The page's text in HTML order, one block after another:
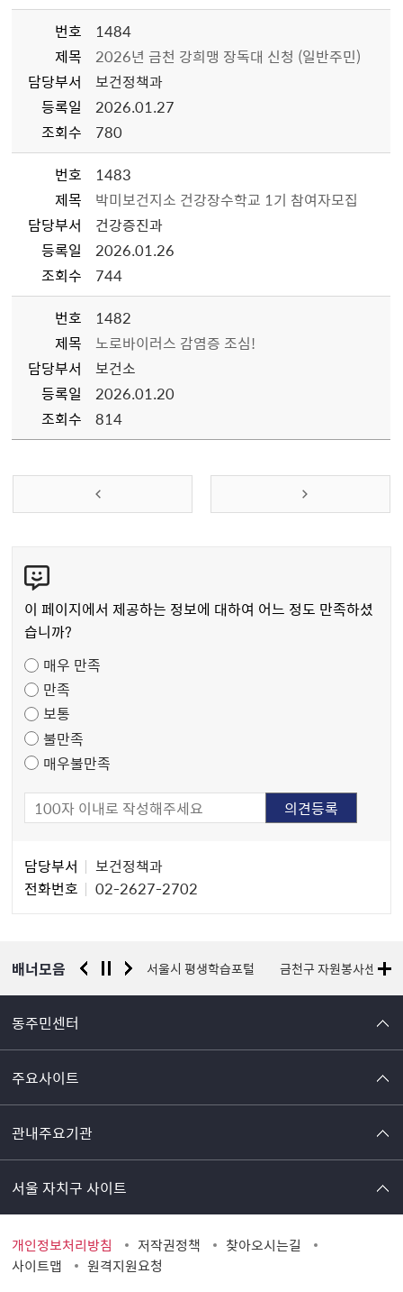
번호
1484
제목
2026년 금천 강희맹 장독대 신청 (일반주민)
담당부서
보건정책과
등록일
2026.01.27
조회수
780
번호
1483
제목
박미보건지소 건강장수학교 1기 참여자모집
담당부서
건강증진과
등록일
2026.01.26
조회수
744
번호
1482
제목
노로바이러스 감염증 조심!
담당부서
보건소
등록일
2026.01.20
조회수
814
텐
츠
만
도
조
사
이 페이지에서 제공하는 정보에 대하여 어느 정도 만족하셨
습니까?
매우 만족
만족
보통
불만족
매우불만족
자
담당부서
보건정책과
전화번호
02-2627-2702
배너모음
경찰청 유실물 통합포털 서울시 평생학습포털 금천구 자원봉사센터
동주민센터
주요사이트
관내주요기관
서울 자치구 사이트
개인정보처리방침 저작권정책
찾아오시는길
사이트맵
원격지원요청